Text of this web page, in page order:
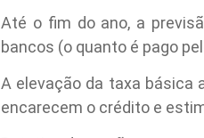
Até o fim do ano, a
bancos (o quanto é pago
A elevação da taxa básica
encarecem o crédito e